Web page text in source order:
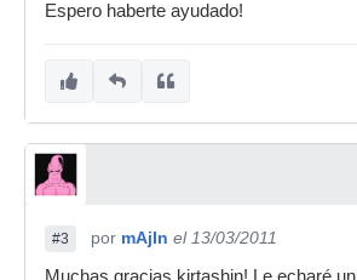
Espero haberte ayudado!
#3 por mAjIn el 13/03/2011